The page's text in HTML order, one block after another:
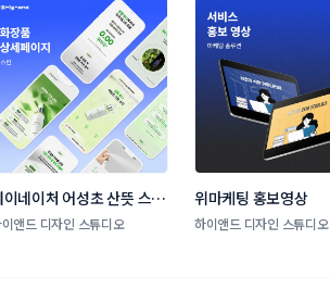
이네이처 어성초 산뜻 스킨
스메틱  │ 하이앤드 디
앤드 디자인 스튜디오
위마케팅 홍보영상
하이앤드 디자인 스튜디오